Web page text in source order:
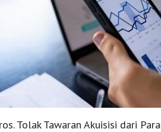
Tolak Tawaran Akuisisi dari